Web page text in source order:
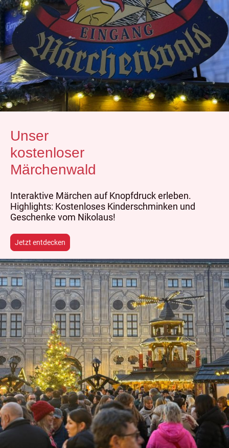
Unser
kostenloser
Märchenwald
Interaktive Märchen auf Knopfdruck erleben.
Highlights: Kostenloses Kinderschminken und
Geschenke vom Nikolaus!
Jetzt entdecken